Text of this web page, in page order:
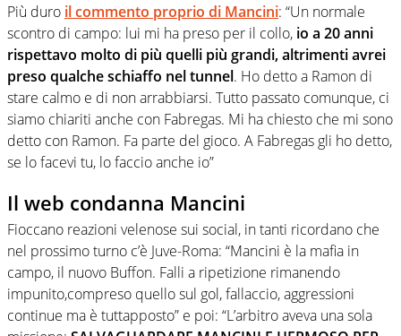
Più duro il commento proprio di Mancini: “Un normale
scontro di campo: lui mi ha preso per il collo, io a 20 anni
rispettavo molto di più quelli più grandi, altrimenti avrei
preso qualche schiaffo nel tunnel. Ho detto a Ramon di
stare calmo e di non arrabbiarsi. Tutto passato comunque, ci
siamo chiariti anche con Fabregas. Mi ha chiesto che mi sono
detto con Ramon. Fa parte del gioco. A Fabregas gli ho detto,
se lo facevi tu, lo faccio anche io”
Il web condanna Mancini
Fioccano reazioni velenose sui social, in tanti ricordano che
nel prossimo turno c’è Juve-Roma: “Mancini è la mafia in
campo, il nuovo Buffon. Falli a ripetizione rimanendo
impunito,compreso quello sul gol, fallaccio, aggressioni
continue ma è tuttapposto” e poi: “L’arbitro aveva una sola